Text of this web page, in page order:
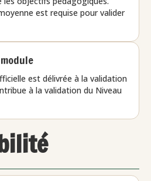
est requise pour valider
est délivrée à la validation
à la validation du Niveau